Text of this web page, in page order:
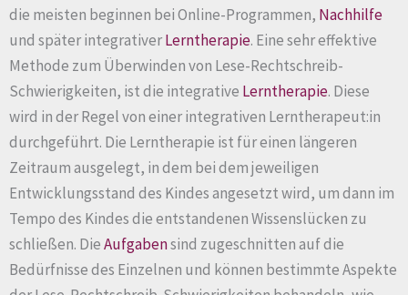
die meisten beginnen bei Online-Programmen, Nachhilfe
und später integrativerLerntherapie. Eine sehr effektive
Methode zum Überwinden von Lese-Rechtschreib-
Schwierigkeiten, ist die integrative Lerntherapie. Diese
wird in der Regel von einer integrativen Lerntherapeut:in
durchgeführt. Die Lerntherapie ist für einen längeren
Zeitraum ausgelegt, in dem bei dem jeweiligen
Entwicklungsstand des Kindes angesetzt wird, um dann im
Tempo des Kindes die entstandenen Wissenslücken zu
schließen. DieAufgabensind zugeschnitten auf die
Bedürfnisse des Einzelnen und können bestimmte Aspekte